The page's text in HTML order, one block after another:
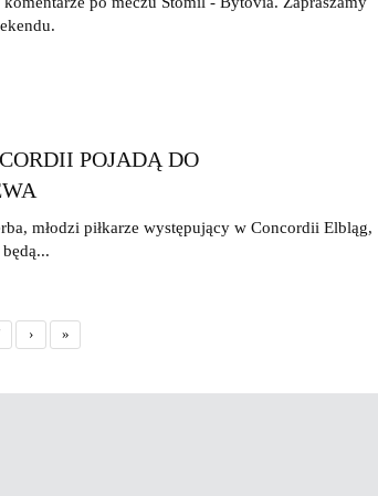
POJADĄ DO
młodzi piłkarze występujący w Concordii Elbląg,
› »